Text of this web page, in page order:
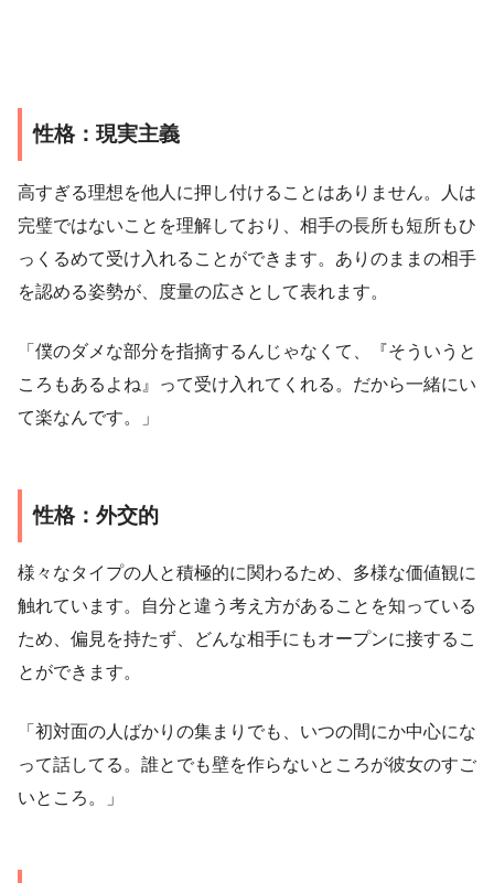
性格：現実主義
高すぎる理想を他人に押し付けることはありません。人は
完璧ではないことを理解しており、相手の長所も短所もひ
っくるめて受け入れることができます。ありのままの相手
を認める姿勢が、度量の広さとして表れます。
「僕のダメな部分を指摘するんじゃなくて、『そういうと
ころもあるよね』って受け入れてくれる。だから一緒にい
て楽なんです。」
性格：外交的
様々なタイプの人と積極的に関わるため、多様な価値観に
触れています。自分と違う考え方があることを知っている
ため、偏見を持たず、どんな相手にもオープンに接するこ
とができます。
「初対面の人ばかりの集まりでも、いつの間にか中心にな
って話してる。誰とでも壁を作らないところが彼女のすご
いところ。」